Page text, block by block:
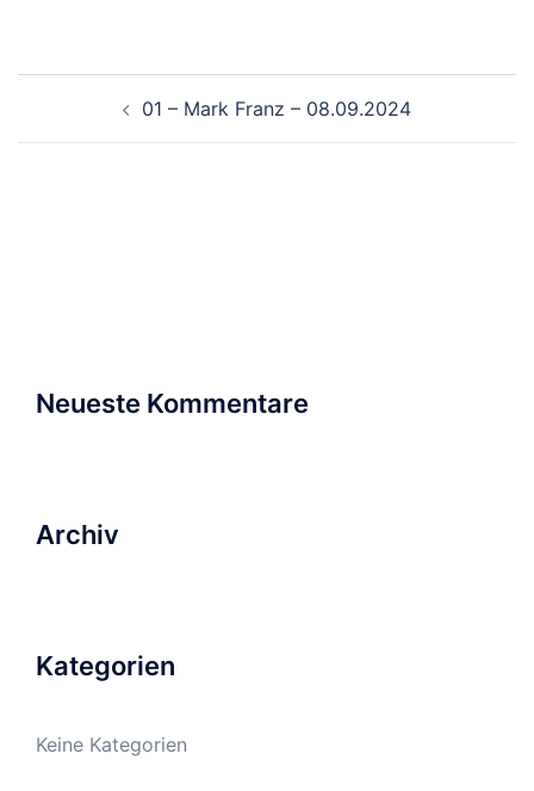
01 – Mark Franz – 08.09.2024
Neueste Kommentare
Archiv
Kategorien
Keine Kategorien